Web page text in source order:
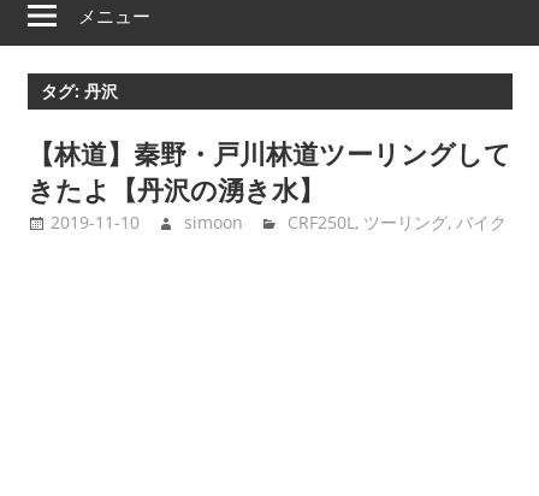
プ
メニュー
タグ: 丹沢
【林道】秦野・戸川林道ツーリングして
きたよ【丹沢の湧き水】
2019-11-10 simoon CRF250L, ツーリング,バイク